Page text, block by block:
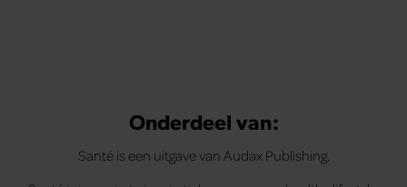
Onderdeel van:
Santé is een uitgave van Audax Publishing.